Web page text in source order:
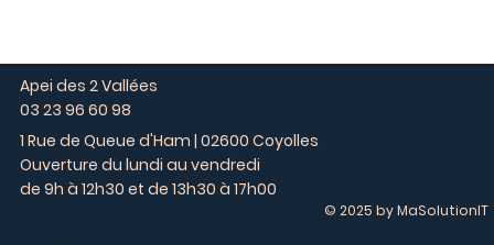
Apei des 2 Vallées
03 23 96 60 98
1 Rue de Queue d'Ham | 02600 Coyolles
Ouverture du lundi au vendredi
de 9h à 12h30 et de 13h30 à 17h00
© 2025 by MaSolutionIT